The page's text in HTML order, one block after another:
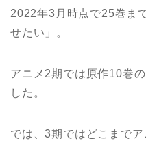
2022年3月時点で25巻ま
せたい」。
アニメ2期では原作10巻
した。
では、3期ではどこまで